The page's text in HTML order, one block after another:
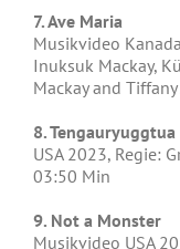
7. Ave Maria
Musikvideo
Inuksuk Mackay,
Mackay and
8.
USA 2023, Regie:
03:50 Min
9. Not a Monster
Musikvideo USA